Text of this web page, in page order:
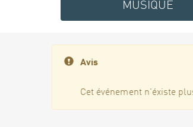
MUSIQUE
Avis
Cet événement n'éxiste